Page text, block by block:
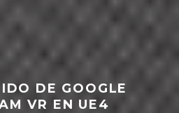
DE GOOGLE
VR EN UE4